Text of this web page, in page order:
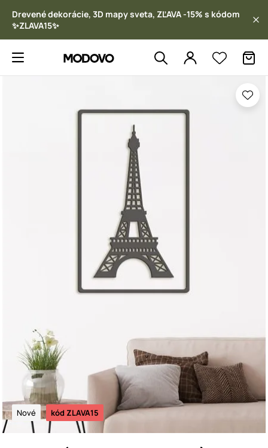
Drevené dekorácie, 3D mapy sveta, ZĽAVA -15% s kódom
✨ZLAVA15✨
Nové kód ZLAVA15